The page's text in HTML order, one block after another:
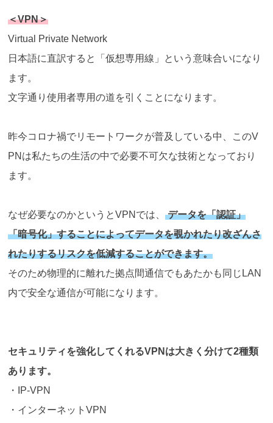
＜VPN＞
Virtual Private Network
日本語に直訳すると「仮想専用線」という意味合いになり
ます。
文字通り使用者専用の道を引くことになります。
昨今コロナ禍でリモートワークが普及している中、このV
PNは私たちの生活の中で必要不可欠な技術となっており
ます。
なぜ必要なのかというとVPNでは、データを「認証」
「暗号化」することによってデータを覗かれたり改ざんさ
れたりするリスクを低減することができます。
そのため物理的に離れた拠点間通信でもあたかも同じLAN
内で安全な通信が可能になります。
セキュリティを強化してくれるVPNは大きく分けて2種類
あります。
・IP-VPN
・インターネットVPN